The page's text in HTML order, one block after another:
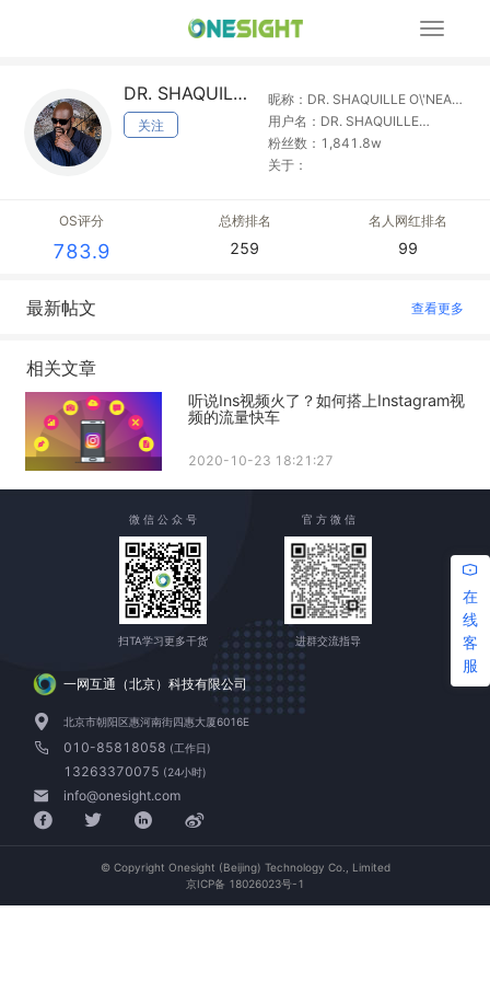
展
航
DR. SHAQUILLE O\'NEAL Ed.D.
关注
昵称：DR. SHAQUILLE O\'NEAL
Ed.D.
用户名：DR. SHAQUILLE
O\'NEAL Ed.D.
粉丝数：1,841.8w
关于：
OS评分
783.9
总榜排名
259
名人网红排名
99
最新帖文 查看更多
相关文章
听说Ins视频火了？如何搭上Instagram视
频的流量快车
2020-10-23 18:21:27
在
线
客
服
一网互通（北京）科技有限公司
北京市朝阳区惠河南街四惠大厦6016E
010-85818058 (工作日)
13263370075 (24小时)
info@onesight.com
微 信 公 众 号
扫TA学习更多干货
官 方 微 信
进群交流指导
© Copyright Onesight (Beijing) Technology Co., Limited
京ICP备 18026023号-1